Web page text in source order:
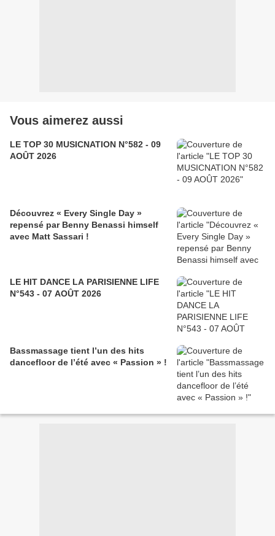
Vous aimerez aussi
LE TOP 30 MUSICNATION N°582 - 09
AOÛT 2026
Découvrez « Every Single Day »
repensé par Benny Benassi himself
avec Matt Sassari !
LE HIT DANCE LA PARISIENNE LIFE
N°543 - 07 AOÛT 2026
Bassmassage tient l’un des hits
dancefloor de l’été avec « Passion » !